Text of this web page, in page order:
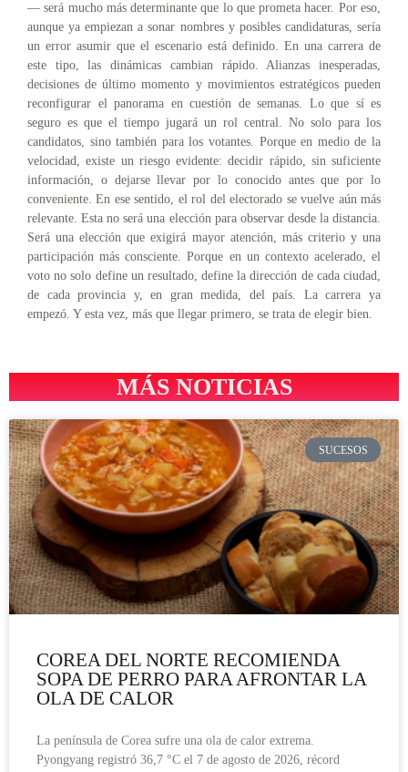
— será mucho más determinante que lo que prometa hacer. Por eso,
aunque ya empiezan a sonar nombres y posibles candidaturas, sería
un error asumir que el escenario está definido. En una carrera de
este tipo, las dinámicas cambian rápido. Alianzas inesperadas,
decisiones de último momento y movimientos estratégicos pueden
reconfigurar el panorama en cuestión de semanas. Lo que sí es
seguro es que el tiempo jugará un rol central. No solo para los
candidatos, sino también para los votantes. Porque en medio de la
velocidad, existe un riesgo evidente: decidir rápido, sin suficiente
información, o dejarse llevar por lo conocido antes que por lo
conveniente. En ese sentido, el rol del electorado se vuelve aún más
relevante. Esta no será una elección para observar desde la distancia.
Será una elección que exigirá mayor atención, más criterio y una
participación más consciente. Porque en un contexto acelerado, el
voto no solo define un resultado, define la dirección de cada ciudad,
de cada provincia y, en gran medida, del país. La carrera ya
empezó. Y esta vez, más que llegar primero, se trata de elegir bien.
MÁS NOTICIAS
SUCESOS
COREA DEL NORTE RECOMIENDA
SOPA DE PERRO PARA AFRONTAR LA
OLA DE CALOR
La península de Corea sufre una ola de calor extrema.
Pyongyang registró 36,7 °C el 7 de agosto de 2026, récord